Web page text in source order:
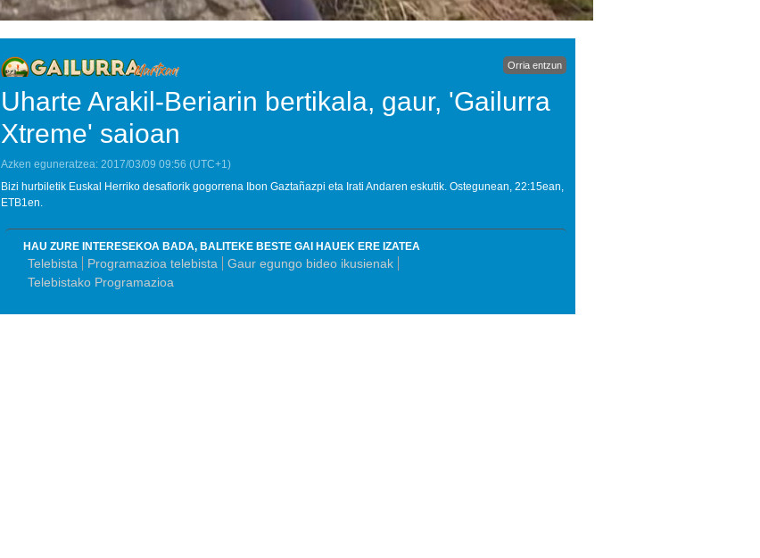
Orria entzun
Uharte Arakil-Beriarin bertikala, gaur, 'Gailurra
Xtreme' saioan
Azken eguneratzea: 2017/03/09 09:56 (UTC+1)
Bizi hurbiletik Euskal Herriko desafiorik gogorrena Ibon Gaztañazpi eta Irati Andaren eskutik. Ostegunean, 22:15ean,
ETB1en.
HAU ZURE INTERESEKOA BADA, BALITEKE BESTE GAI HAUEK ERE IZATEA
Telebista Programazioa telebista
Gaur egungo bideo ikusienak
Telebistako Programazioa